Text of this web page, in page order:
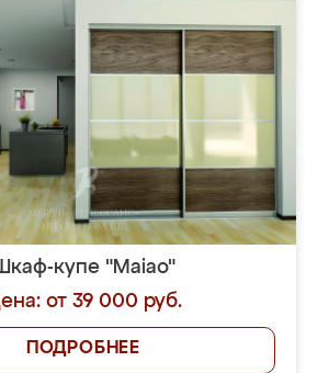
купе "Maiao"
от 39 000 руб.
ПОДРОБНЕЕ